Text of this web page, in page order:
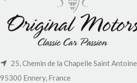
25, Chemin de la Chapelle Saint Antoine
95300 Ennery, France